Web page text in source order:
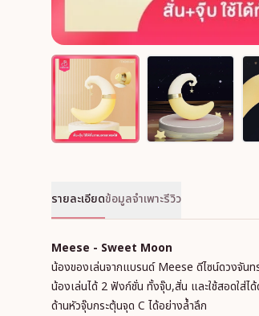
รายละเอียดข้อมูลจำเพาะรีวิว
Meese - Sweet Moon
น้องของเล่นจากแบรนด์ Meese ดีไซน์ดวงจัน
น้องเล่นได้ 2 ฟังก์ชั่น ทั้งจุ๊บ,สั่น และใช้สอดใส่ไ
ด้านหัวจุ๊บกระตุ้นจุด C ได้อย่างล้ำลึก